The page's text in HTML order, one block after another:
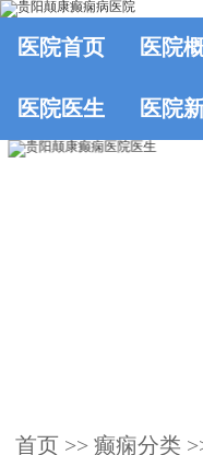
医院首页 医院
医院医生 医院
首页 >> 癫痫分类